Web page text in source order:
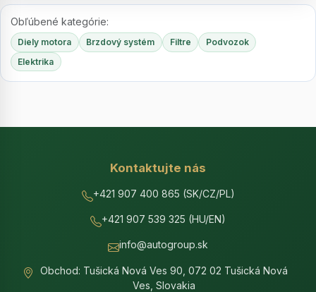
Obľúbené kategórie:
Diely motora Brzdový systém Filtre
Podvozok
Elektrika
Kontaktujte nás
+421 907 400 865 (SK/CZ/PL)
+421 907 539 325 (HU/EN)
info@autogroup.sk
Obchod: Tušická Nová Ves 90, 072 02 Tušická Nová
Ves, Slovakia